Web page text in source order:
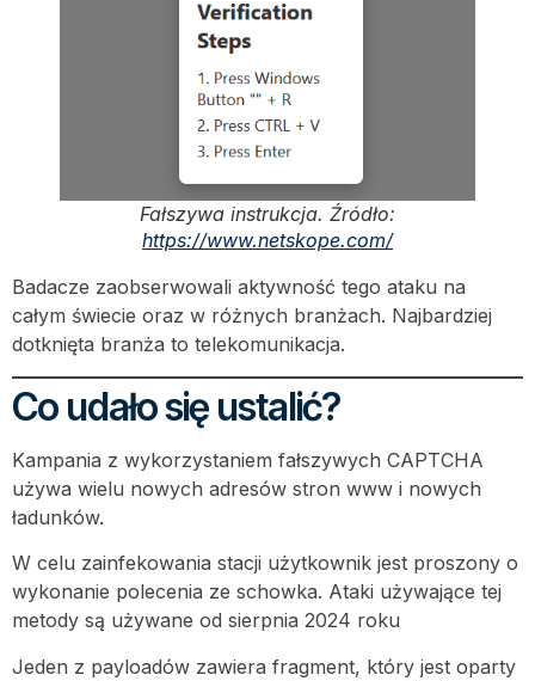
Fałszywa instrukcja. Źródło:
https://www.netskope.com/
Badacze zaobserwowali aktywność tego ataku na
całym świecie oraz w różnych branżach. Najbardziej
dotknięta branża to telekomunikacja.
Co udało się ustalić?
Kampania z wykorzystaniem fałszywych CAPTCHA
używa wielu nowych adresów stron www i nowych
ładunków.
W celu zainfekowania stacji użytkownik jest proszony o
wykonanie polecenia ze schowka. Ataki używające tej
metody są używane od sierpnia 2024 roku
Jeden z payloadów zawiera fragment, który jest oparty